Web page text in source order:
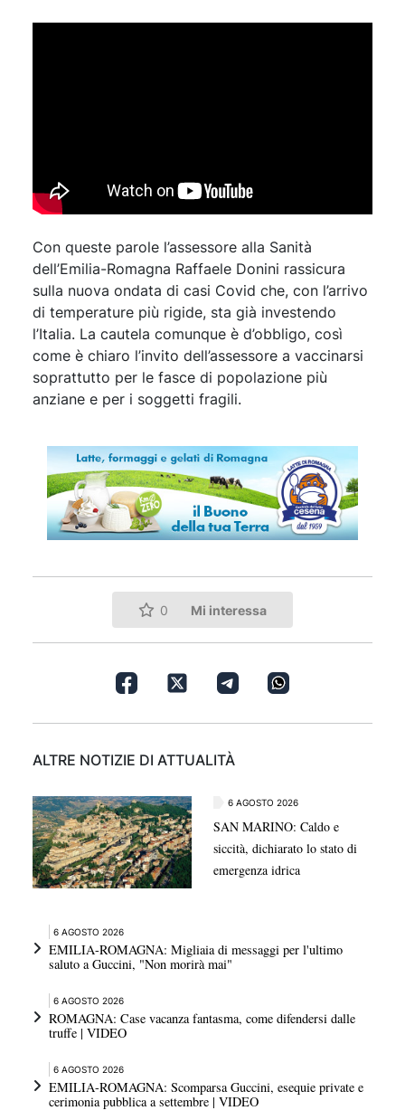
Con queste parole l’assessore alla Sanità
dell’Emilia-Romagna Raffaele Donini rassicura
sulla nuova ondata di casi Covid che, con l’arrivo
di temperature più rigide, sta già investendo
l’Italia. La cautela comunque è d’obbligo, così
come è chiaro l’invito dell’assessore a vaccinarsi
soprattutto per le fasce di popolazione più
anziane e per i soggetti fragili.
0 Mi interessa
ALTRE NOTIZIE DI ATTUALITÀ
6 AGOSTO 2026
SAN MARINO: Caldo e
siccità, dichiarato lo stato di
emergenza idrica
6 AGOSTO 2026
EMILIA-ROMAGNA: Migliaia di messaggi per l'ultimo
saluto a Guccini, "Non morirà mai"
6 AGOSTO 2026
ROMAGNA: Case vacanza fantasma, come difendersi dalle
truffe | VIDEO
6 AGOSTO 2026
EMILIA-ROMAGNA: Scomparsa Guccini, esequie private e
cerimonia pubblica a settembre | VIDEO